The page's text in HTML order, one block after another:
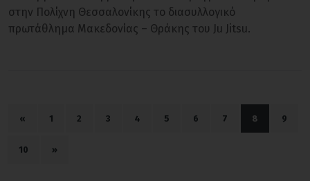
στην Πολίχνη Θεσσαλονίκης το διασυλλογικό
πρωτάθλημα Μακεδονίας – Θράκης του Ju Jitsu.
« 1 2 3 4 5 6 7 8 9
10 »